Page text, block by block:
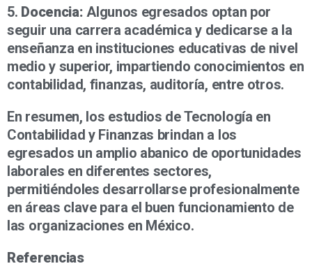
5. Docencia: Algunos egresados optan por
seguir una carrera académica y dedicarse a la
enseñanza en instituciones educativas de nivel
medio y superior, impartiendo conocimientos en
contabilidad, finanzas, auditoría, entre otros.
En resumen, los estudios de Tecnología en
Contabilidad y Finanzas brindan a los
egresados un amplio abanico de oportunidades
laborales en diferentes sectores,
permitiéndoles desarrollarse profesionalmente
en áreas clave para el buen funcionamiento de
las organizaciones en México.
Referencias